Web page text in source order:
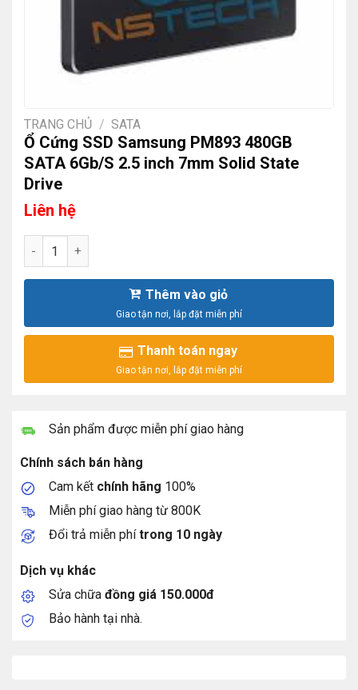
TRANG CHỦ / SATA
Ổ Cứng SSD Samsung PM893 480GB
SATA 6Gb/S 2.5 inch 7mm Solid State
Drive
Liên hệ
Ổ Cứng SSD Samsung PM893 480GB SATA 6Gb/S 2.5 inch
Thêm vào giỏ
Thanh toán ngay
Sản phẩm được miễn phí giao hàng
Chính sách bán hàng
Cam kết chính hãng 100%
Miễn phí giao hàng từ 800K
Đổi trả miễn phítrong 10 ngày
Dịch vụ khác
Sửa chữa đồng giá 150.000đ
Bảo hành tại nhà.